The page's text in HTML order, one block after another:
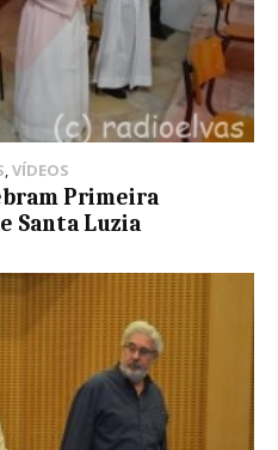
VÍDEOS
Primeira
Santa Luzia